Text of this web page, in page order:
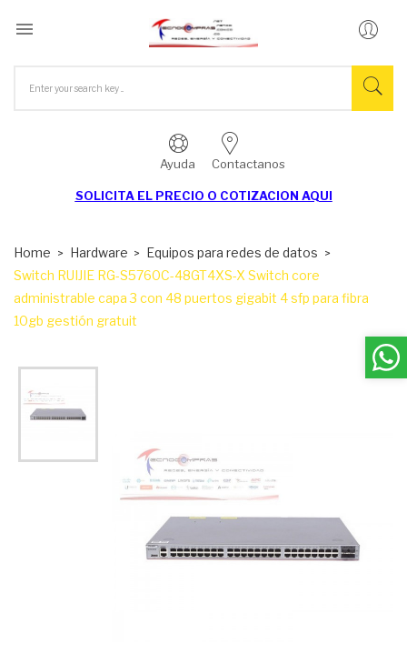

Ayuda Contactanos
SOLICITA EL PRECIO O COTIZACION AQUI
Home Hardware
Equipos para redes de datos
Switch RUIJIE RG-S5760C-48GT4XS-X Switch core
administrable capa 3 con 48 puertos gigabit 4 sfp para fibra
10gb gestión gratuit